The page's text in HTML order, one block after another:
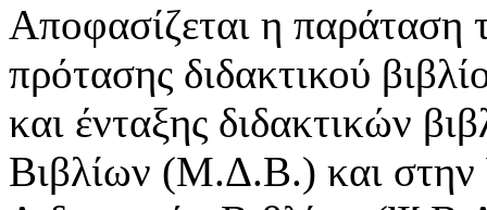
Αποφασίζεται η παράταση
πρότασης διδακτικού
και ένταξης διδακτικών
Βιβλίων (Μ.Δ.Β.) και στην